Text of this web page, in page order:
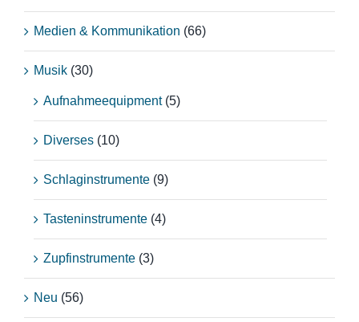
Medien & Kommunikation (66)
Musik (30)
Aufnahmeequipment (5)
Diverses (10)
Schlaginstrumente (9)
Tasteninstrumente (4)
Zupfinstrumente (3)
Neu (56)